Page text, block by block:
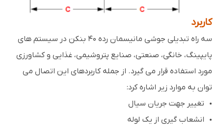
کاربرد
سه راه تبدیلی جوشی مانیسمان رده 40 بنکن در سیستم های
پایپینگ، خانگی، صنعتی، صنایع پتروشیمی، غذایی و کشاورزی
مورد استفاده قرار می گیرد. از جمله کاربردهای این اتصال می
توان به موارد زیر اشاره کرد:
تغییر جهت جریان سیال
انشعاب گیری از یک لوله